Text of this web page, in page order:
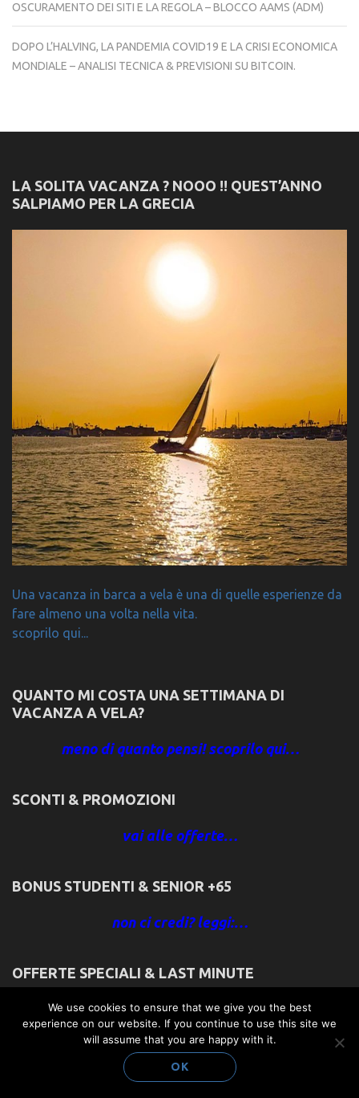
OSCURAMENTO DEI SITI E LA REGOLA – BLOCCO AAMS (ADM)
DOPO L’HALVING, LA PANDEMIA COVID19 E LA CRISI ECONOMICA
MONDIALE – ANALISI TECNICA & PREVISIONI SU BITCOIN.
LA SOLITA VACANZA ? NOOO !! QUEST’ANNO
SALPIAMO PER LA GRECIA
Una vacanza in barca a vela è una di quelle esperienze da
fare almeno una volta nella vita.
scoprilo qui...
QUANTO MI COSTA UNA SETTIMANA DI
VACANZA A VELA?
meno di quanto pensi! scoprilo qui…
SCONTI & PROMOZIONI
vai alle offerte…
BONUS STUDENTI & SENIOR +65
non ci credi? leggi:…
OFFERTE SPECIALI & LAST MINUTE
vai alle offerte…
NON ABBANDONARE FIDO! PUÒ VENIRE CON
We use cookies to ensure that we give you the best
experience on our website. If you continue to use this site we
will assume that you are happy with it.
OK